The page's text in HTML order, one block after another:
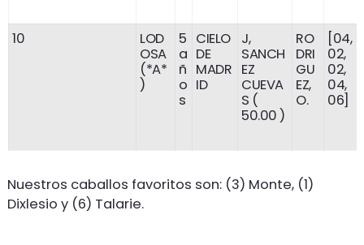
10
LOD
OSA
(*A*
)
5
a
ñ
o
s
CIELO
DE
MADR
ID
J,
SANCH
EZ
CUEVA
S (
50.00 )
RO
DRI
GU
EZ,
O.
[04,
02,
02,
04,
06]
Nuestros caballos favoritos son: (3) Monte, (1)
Dixlesio y (6) Talarie.